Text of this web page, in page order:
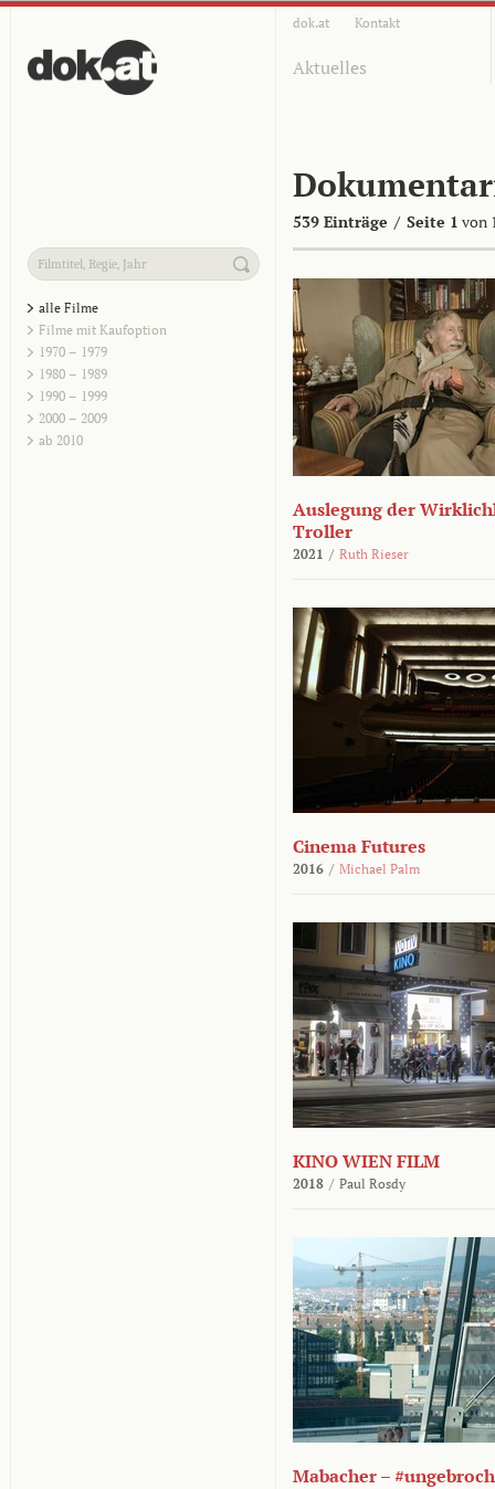
dok.at Kontakt
Aktuelles
539 Einträge / Seite 1 von
alle Filme
Filme mit Kaufoption
1970 – 1979
1980 – 1989
1990 – 1999
2000 – 2009
ab 2010
Auslegung der
Troller
2021 / Ruth Rieser
Cinema Futures
2016 / Michael Palm
KINO WIEN FILM
2018 / Paul Rosdy
Mabacher –